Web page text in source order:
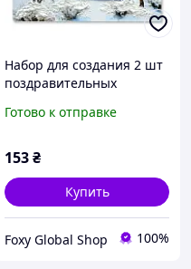
Набор для создания 2 шт
поздравительных
"Зимний лес" FDGCK-049,
Готово к отправке
153₴
Купить
Foxy Global Shop 100%